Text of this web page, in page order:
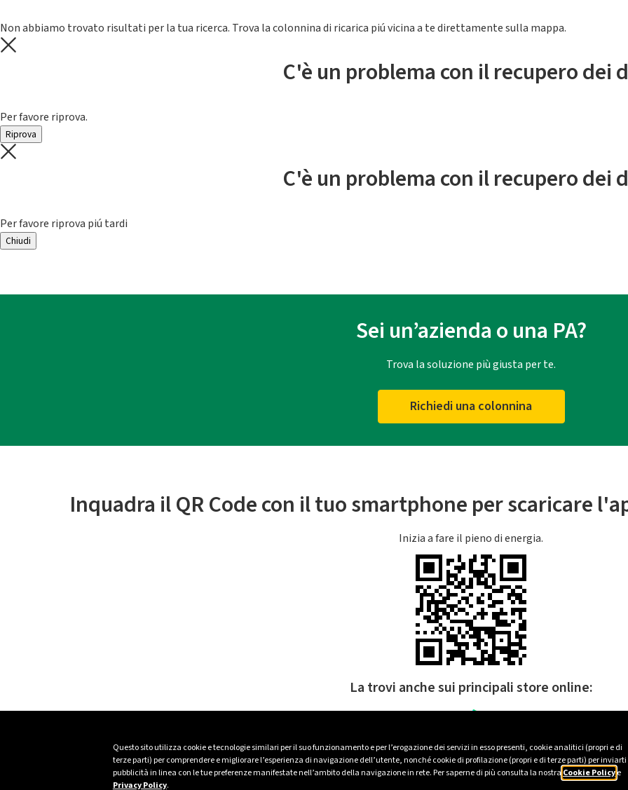
Questo sito utilizza cookie e tecnologie similari per il suo funzionamento e per l’erogazione dei servizi in esso presenti, cookie analitici (propri e di
terze parti) per comprendere e migliorare l’esperienza di navigazione dell’utente, nonché cookie di profilazione (propri e di terze parti) per inviarti
pubblicità in linea con le tue preferenze manifestate nell’ambito della navigazione in rete. Per saperne di più consulta la nostra Cookie Policye
Privacy Policy.
Non abbiamo trovato risultati per la tua ricerca. Trova la colonnina di ricarica piú vicina a te direttamente sulla mappa.
C'è un problema con il recupero dei
Per favore riprova.
Riprova
C'è un problema con il recupero dei
Per favore riprova piú tardi
Chiudi
Sei un’azienda o una PA?
Trova la soluzione più giusta per te.
Richiedi una colonnina
Inquadra il QR Code con il tuo smartphone per scaricare
Inizia a fare il pieno di energia.
La trovi anche sui principali store online: